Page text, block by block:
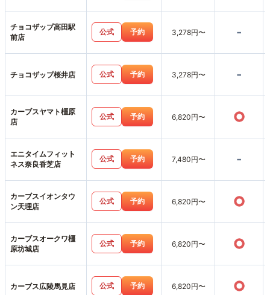
チョコザップ高田駅
前店
公式 予約 3,278円〜 -
チョコザップ桜井店 公式 予約 3,278円〜 -
カーブスヤマト橿原
店
公式 予約 6,820円〜 ○
エニタイムフィット
ネス奈良香芝店
公式 予約 7,480円〜 -
カーブスイオンタウ
ン天理店
公式 予約 6,820円〜 ○
カーブスオークワ橿
原坊城店
公式 予約 6,820円〜 ○
カーブス広陵馬見店 公式 予約 6,820円〜 ○